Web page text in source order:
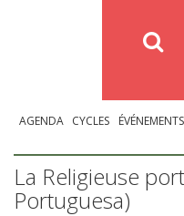
AGENDA CYCLES ÉVÉNEMENTS
La Religieuse
Portuguesa)